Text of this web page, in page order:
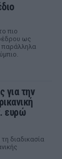
πιο
ως
παράλληλα
για την
ευρώ
διαδικασία